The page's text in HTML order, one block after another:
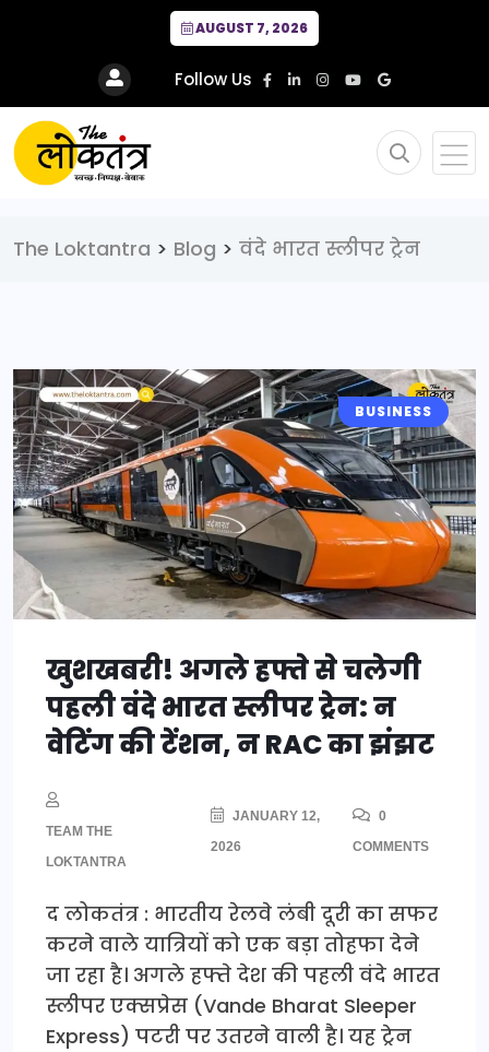
AUGUST 7, 2026
Follow Us
The Loktantra > Blog > वंदे भारत स्लीपर ट्रेन
BUSINESS
खुशखबरी! अगले हफ्ते से चलेगी
पहली वंदे भारत स्लीपर ट्रेन: न
वेटिंग की टेंशन, न RAC का झंझट
TEAM THE
LOKTANTRA
JANUARY 12,
2026
0
COMMENTS
द लोकतंत्र : भारतीय रेलवे लंबी दूरी का सफर
करने वाले यात्रियों को एक बड़ा तोहफा देने
जा रहा है। अगले हफ्ते देश की पहली वंदे भारत
स्लीपर एक्सप्रेस (Vande Bharat Sleeper
Express) पटरी पर उतरने वाली है। यह ट्रेन